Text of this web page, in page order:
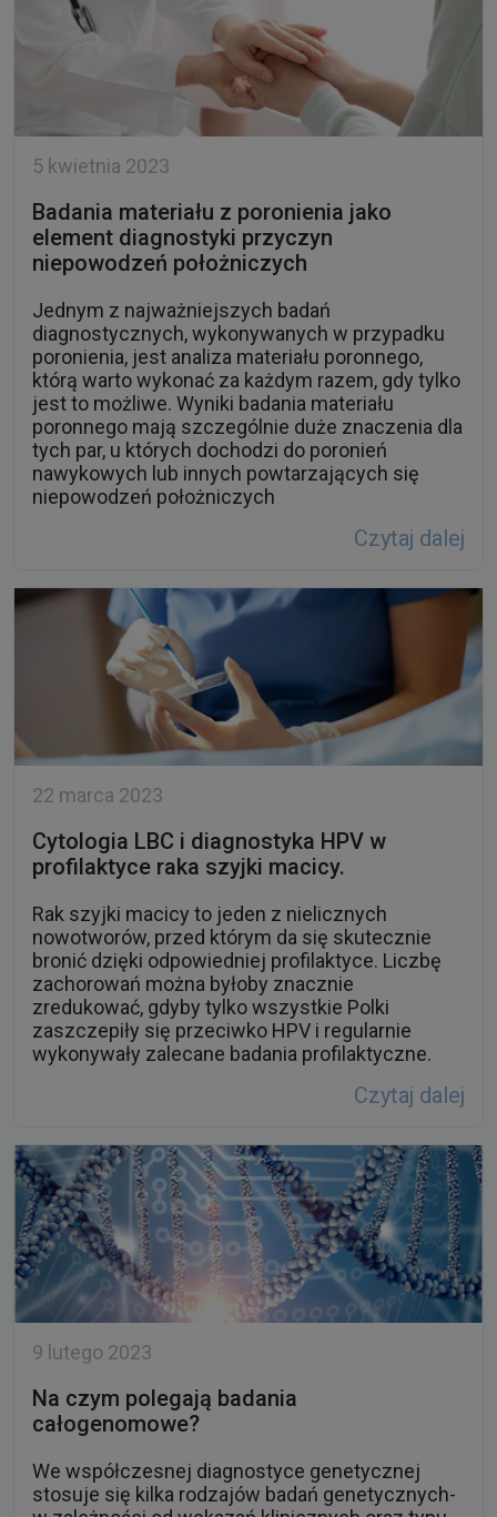
5 kwietnia 2023
Badania materiału z poronienia jako
element diagnostyki przyczyn
niepowodzeń położniczych
Jednym z najważniejszych badań
diagnostycznych, wykonywanych w przypadku
poronienia, jest analiza materiału poronnego,
którą warto wykonać za każdym razem, gdy tylko
jest to możliwe. Wyniki badania materiału
poronnego mają szczególnie duże znaczenia dla
tych par, u których dochodzi do poronień
nawykowych lub innych powtarzających się
niepowodzeń położniczych
Czytaj dalej
22 marca 2023
Cytologia LBC i diagnostyka HPV w
profilaktyce raka szyjki macicy.
Rak szyjki macicy to jeden z nielicznych
nowotworów, przed którym da się skutecznie
bronić dzięki odpowiedniej profilaktyce. Liczbę
zachorowań można byłoby znacznie
zredukować, gdyby tylko wszystkie Polki
zaszczepiły się przeciwko HPV i regularnie
wykonywały zalecane badania profilaktyczne.
Czytaj dalej
9 lutego 2023
Na czym polegają badania
całogenomowe?
We współczesnej diagnostyce genetycznej
stosuje się kilka rodzajów badań genetycznych-